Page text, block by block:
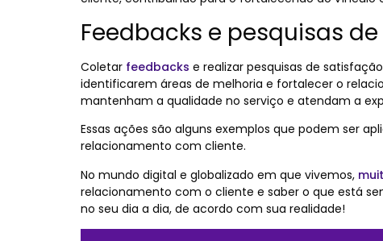
Feedbacks e pesquisas
Coletar feedbacks e realizar pesquisas de
identificarem áreas de melhoria e fortalecer o
mantenham a qualidade no serviço e atendam a
Essas ações são alguns exemplos que podem ser
relacionamento com cliente.
No mundo digital e globalizado em que vivemos,
relacionamento com o cliente e saber o que está
no seu dia a dia, de acordo com sua realidade!